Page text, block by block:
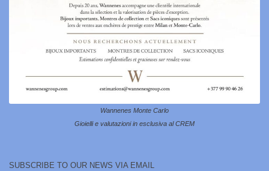
Wannenes Monte Carlo
Gioielli e valutazioni in esclusiva al CREM
SUBSCRIBE TO OUR NEWS VIA EMAIL